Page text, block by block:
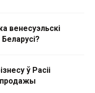
венесуэльскі
ў Расіі
продажы